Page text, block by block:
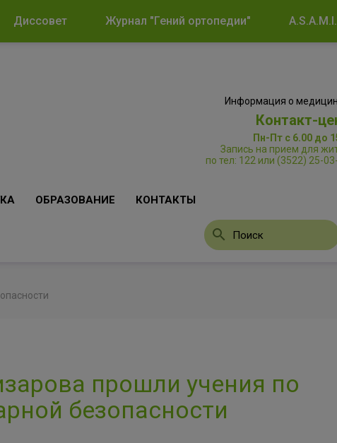
Диссовет Журнал "Гений ортопедии"
Информация о
Контакт-
Пн-Пт с 6.00 до
Запись на прием для
по тел: 122 или (3522) 25-
ОБРАЗОВАНИЕ КОНТАКТЫ
прошли учения по
безопасности